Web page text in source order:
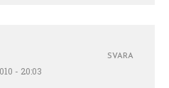
- 20:03
SVARA